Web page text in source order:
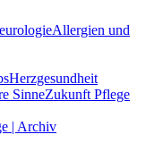
Allergien und
Herzgesundheit
SinneZukunft Pflege
| Archiv